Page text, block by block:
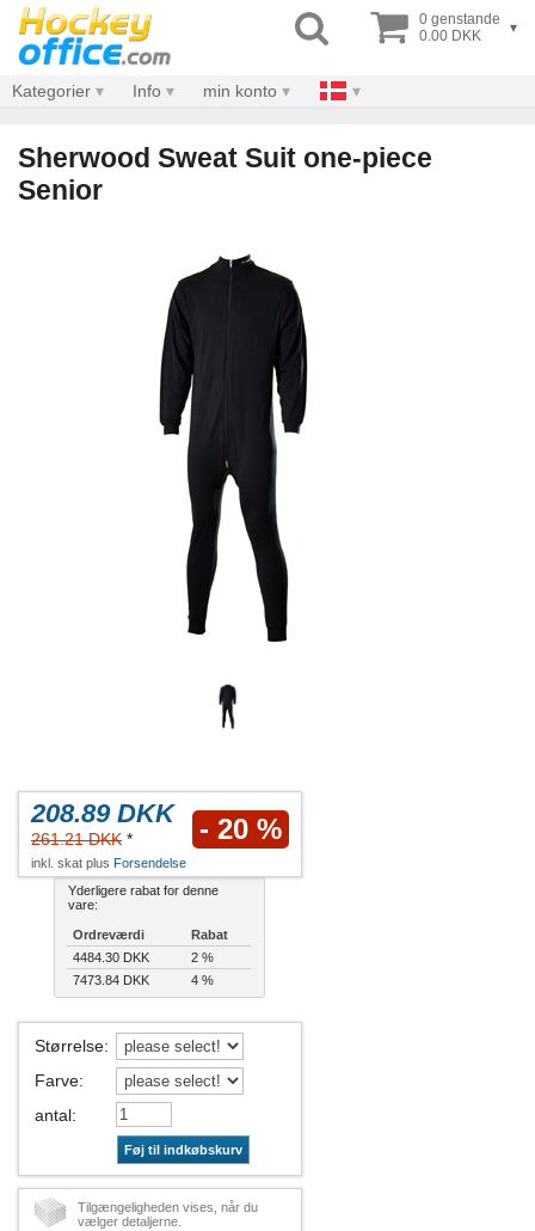
0 genstande
0.00 DKK
▾
Kategorier Info min konto
Sherwood Sweat Suit one-piece
Senior
208.89 DKK
261.21 DKK * - 20 %
inkl. skat plus Forsendelse
Yderligere rabat for denne
vare:
Ordreværdi
Rabat
4484.30 DKK
2 %
7473.84 DKK
4 %
Størrelse:
Farve:
antal:
Føj til indkøbskurv
Tilgængeligheden vises, når du
vælger detaljerne.